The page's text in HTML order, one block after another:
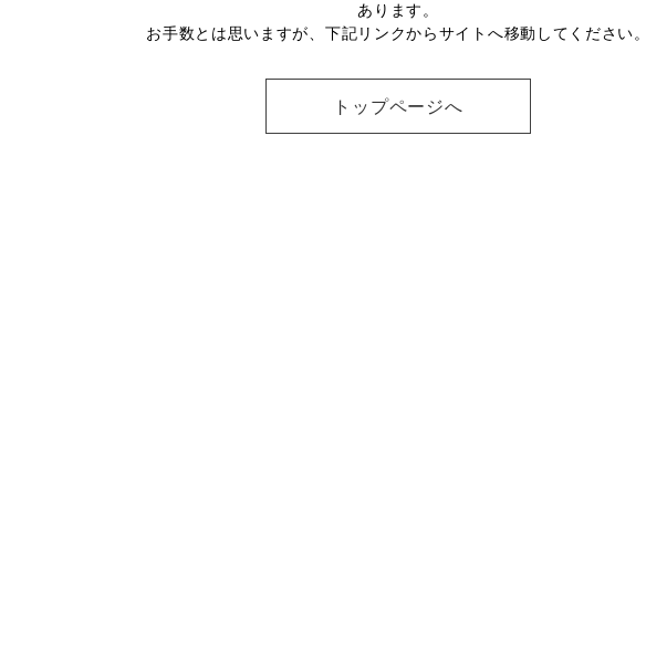
あります。
お手数とは思いますが、下記リンクからサイトへ移動してください。
トップページへ